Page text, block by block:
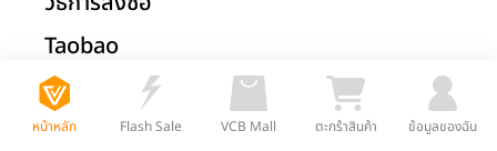
หน้าหลัก Flash Sale VCB Mall ตะกร้าสินค้า ข้อมูลของฉัน
Taobao
1688
Tmall